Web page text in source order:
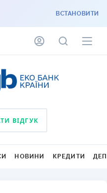
ВСТАНОВИТИ
ВІДГУК
НОВИНИ КРЕДИТИ